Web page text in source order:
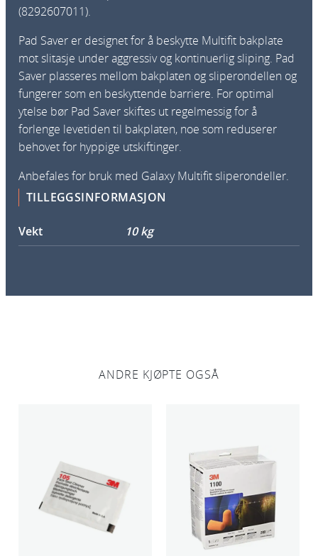
F
5
0
m
m
5
p
k
n
t
l
(8292607011).
Pad Saver er designet for å beskytte Multifit bakplate
mot slitasje under aggressiv og kontinuerlig sliping. Pad
Saver plasseres mellom bakplaten og sliperondellen og
fungerer som en beskyttende barriere. For optimal
ytelse bør Pad Saver skiftes ut regelmessig for å
forlenge levetiden til bakplaten, noe som reduserer
behovet for hyppige utskiftinger.
Anbefales for bruk med Galaxy Multifit sliperondeller.
TILLEGGSINFORMASJON
Vekt 10 kg
ANDRE KJØPTE OGSÅ